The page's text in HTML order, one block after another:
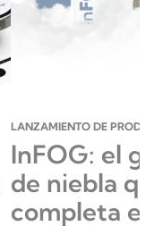
LANZAMIENTO DE
InFOG: el
de niebla
completa el